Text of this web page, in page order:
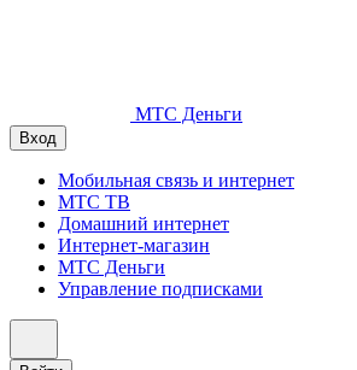
МТС Деньги
Вход
Мобильная связь и интернет
МТС ТВ
Домашний интернет
Интернет-магазин
МТС Деньги
Управление подписками